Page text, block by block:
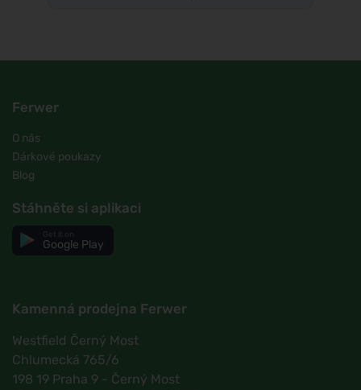
Ferwer
O nás
Dárkové poukazy
Blog
Stáhněte si aplikaci
Google Play
Kamenná prodejna Ferwer
Westfield Černý Most
Chlumecká 765/6
198 19 Praha 9 - Černý Most